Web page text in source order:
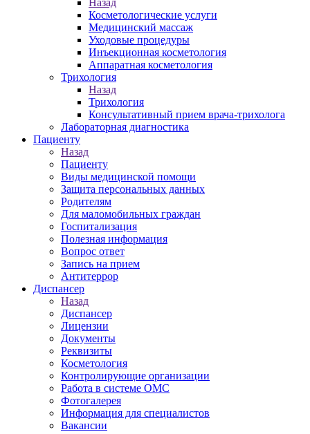
Назад
Косметологические услуги
Медицинский массаж
Уходовые процедуры
Инъекционная косметология
Аппаратная косметология
Трихология
Назад
Трихология
Консультативный прием врача-трихолога
Лабораторная диагностика
Пациенту
Назад
Пациенту
Виды медицинской помощи
Защита персональных данных
Родителям
Для маломобильных граждан
Госпитализация
Полезная информация
Вопрос ответ
Запись на прием
Антитеррор
Диспансер
Назад
Диспансер
Лицензии
Документы
Реквизиты
Косметология
Контролирующие организации
Работа в системе ОМС
Фотогалерея
Информация для специалистов
Вакансии